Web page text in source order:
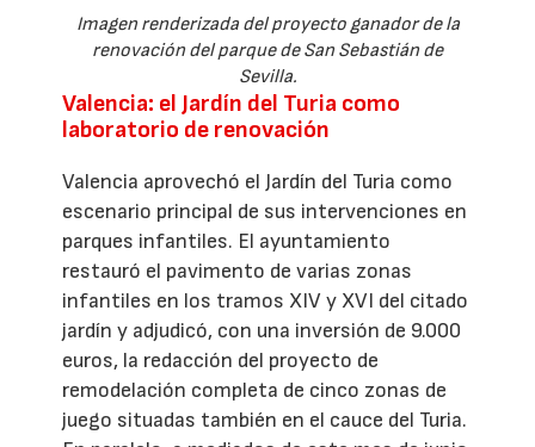
Imagen renderizada del proyecto ganador de la
renovación del parque de San Sebastián de
Sevilla.
Valencia: el Jardín del Turia como
laboratorio de renovación
Valencia aprovechó el Jardín del Turia como
escenario principal de sus intervenciones en
parques infantiles. El ayuntamiento
restauró el pavimento de varias zonas
infantiles en los tramos XIV y XVI del citado
jardín y adjudicó, con una inversión de 9.000
euros, la redacción del proyecto de
remodelación completa de cinco zonas de
juego situadas también en el cauce del Turia.